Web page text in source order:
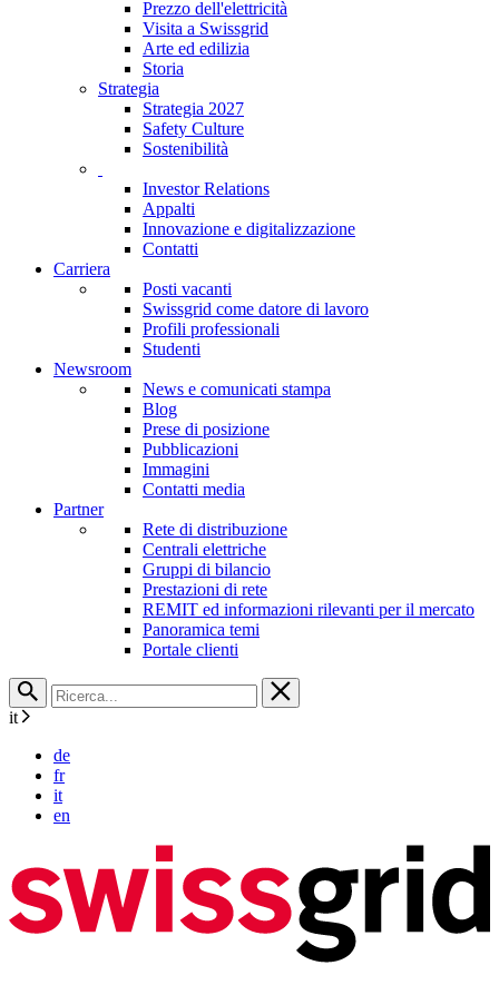
Prezzo dell'elettricità
Visita a Swissgrid
Arte ed edilizia
Storia
Strategia
Strategia 2027
Safety Culture
Sostenibilità
Investor Relations
Appalti
Innovazione e digitalizzazione
Contatti
Carriera
Posti vacanti
Swissgrid come datore di lavoro
Profili professionali
Studenti
Newsroom
News e comunicati stampa
Blog
Prese di posizione
Pubblicazioni
Immagini
Contatti media
Partner
Rete di distribuzione
Centrali elettriche
Gruppi di bilancio
Prestazioni di rete
REMIT ed informazioni rilevanti per il mercato
Panoramica temi
Portale clienti
it
de
fr
it
en